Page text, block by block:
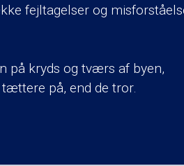
fejltagelser og
på kryds og tværs af byen,
på, end de tror.